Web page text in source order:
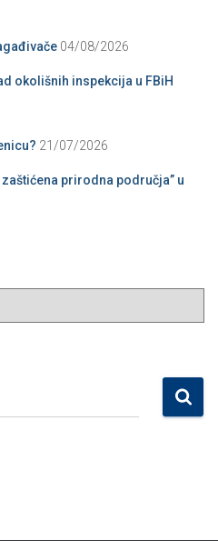
04/08/2026
okolišnih inspekcija u FBiH
21/07/2026
prirodna područja” u